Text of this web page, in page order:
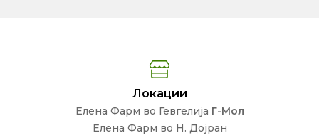
Локации
Елена Фарм во Гевгелија Г-Мол
Елена Фарм во Н. Дојран